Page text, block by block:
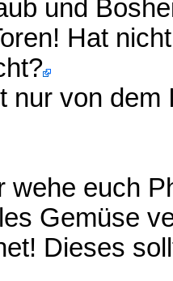
und
Hat
nur von dem
wehe euch
Gemüse
Dieses